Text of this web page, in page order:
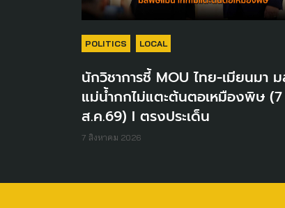
POLITICS LOCAL
นักวิชาการชี้ MOU ไทย-เมียนมา
แม่น้ำกกไม่แตะต้นตอเหมืองพิษ (7
ส.ค.69) I ตรงประเด็น
7 สิงหาคม 2026